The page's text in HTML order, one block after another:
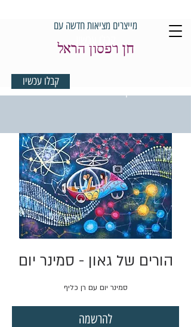
מייצרים מציאות חדשה עם
חן רפסון הראל
קבלו עכשיו
הורים של גאון - סמינר יום
סמינר יום עם רן כליף
להרשמה